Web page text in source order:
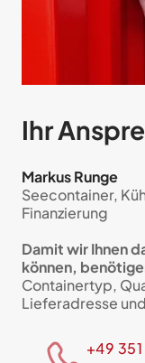
Ihr
Markus Runge
Seecontainer,
Finanzierung
Damit wir Ihnen
können,
Containertyp,
Lieferadresse
+49